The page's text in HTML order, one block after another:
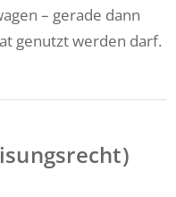
– gerade dann
genutzt werden darf.